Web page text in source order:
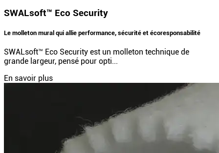
SWALsoft™ Eco Security
Le molleton mural qui allie performance, sécurité et écoresponsabilité
SWALsoft™ Eco Security est un molleton technique de
grande largeur, pensé pour opti...
En savoir plus